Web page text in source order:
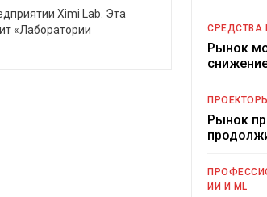
Ximi Lab. Эта
«Лаборатории
СРЕДСТВА
Рынок
Рынок
ИИ И ML